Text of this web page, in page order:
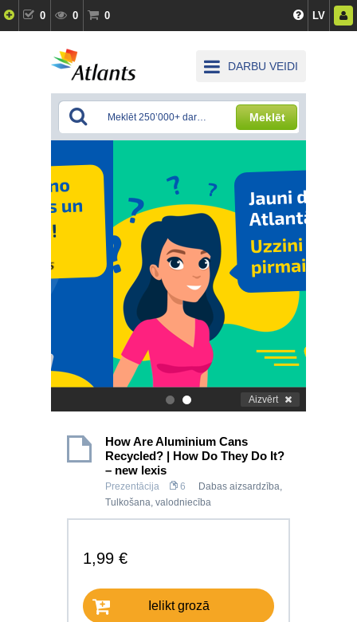
0 0 0 LV
DARBU VEIDI
Meklēt
. Aizvērt
How Are Aluminium Cans
Recycled? | How Do They Do It?
– new lexis
Prezentācija 6 Dabas aizsardzība,
Tulkošana, valodniecība
1,99 €
Ielikt grozā